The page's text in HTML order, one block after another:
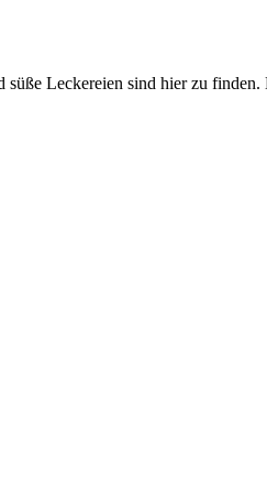
Leckereien sind hier zu finden.